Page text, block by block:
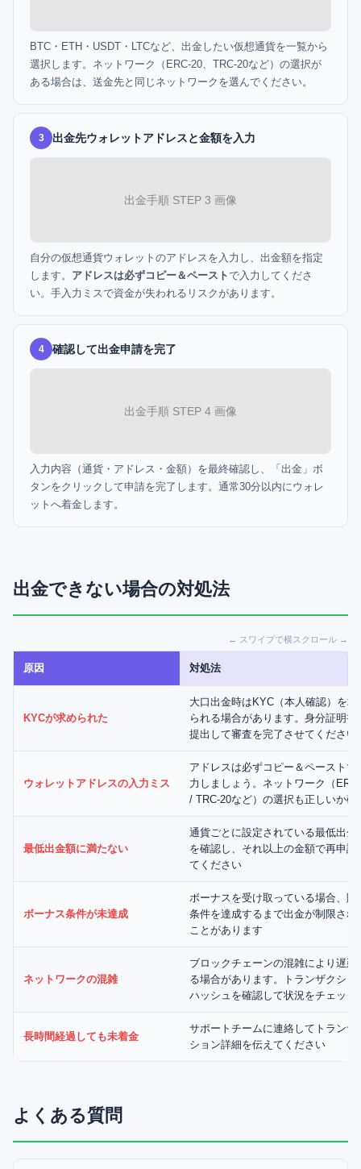
BTC・ETH・USDT・LTCなど、出金したい仮想通貨を一覧から
選択します。ネットワーク（ERC-20、TRC-20など）の選択が
ある場合は、送金先と同じネットワークを選んでください。
3 出金先ウォレットアドレスと金額を入力
出金手順 STEP 3 画像
自分の仮想通貨ウォレットのアドレスを入力し、出金額を指定
します。 アドレスは必ずコピー＆ペーストで入力してくださ
い。手入力ミスで資金が失われるリスクがあります。
4 確認して出金申請を完了
出金手順 STEP 4 画像
入力内容（通貨・アドレス・金額）を最終確認し、「出金」ボ
タンをクリックして申請を完了します。通常30分以内にウォレ
ットへ着金します。
出金できない場合の対処法
← スワイプで横スクロール →
原因 対処法
KYCが求められた
大口出金時はKYC（本人確認）を求
られる場合があります。身分証明書
提出して審査を完了させてください
ウォレットアドレスの入力ミス
アドレスは必ずコピー＆ペーストで
力しましょう。ネットワーク（
/ TRC-20など）の選択も正しいか確
最低出金額に満たない
通貨ごとに設定されている最低出金
を確認し、それ以上の金額で再申請
てください
ボーナス条件が未達成
ボーナスを受け取っている場合、賭
条件を達成するまで出金が制限され
ことがあります
ネットワークの混雑
ブロックチェーンの混雑により遅延
る場合があります。トランザクショ
ハッシュを確認して状況をチェック
長時間経過しても未着金
サポートチームに連絡してトランザ
ション詳細を伝えてください
よくある質問